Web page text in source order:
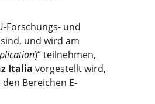
Forschungs- und
und wird am
)“ teilnehmen,
Italia vorgestellt wird,
Bereichen E-